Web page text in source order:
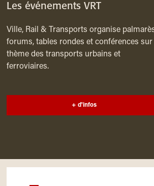
Les événements VRT
Ville, Rail & Transports organise
forums, tables rondes et conférences sur
thème des transports urbains et
ferroviaires.
+ d'infos